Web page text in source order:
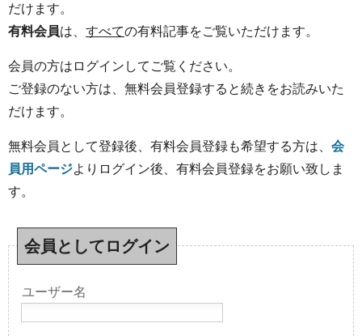
だけます。
有料会員は、 すべての有料記事をご覧いただけます。
会員の方はログインしてご覧ください。
ご登録のない方は、無料会員登録すると続きをお読みいた
だけます。
無料会員として登録後、有料会員登録も希望する方は、 会
員用ページよりログイン後、有料会員登録をお願い致しま
す。
会員としてログイン
ユーザー名